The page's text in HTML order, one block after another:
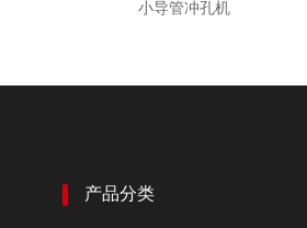
小导管冲孔机
产品分类